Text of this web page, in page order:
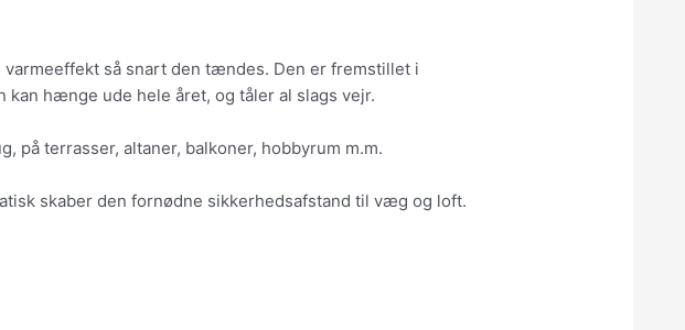
så snart den tændes. Den er fremstillet i
hænge ude hele året, og tåler al slags vejr.
på terrasser, altaner, balkoner, hobbyrum m.m.
skaber den fornødne sikkerhedsafstand til væg og loft.